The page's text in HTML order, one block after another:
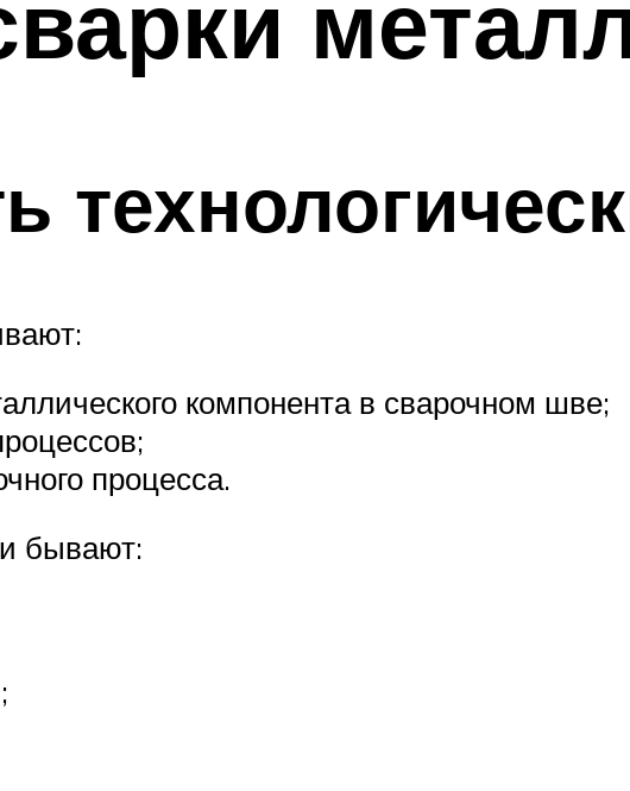
компонента в сварочном шве;
процесса.
бывают: